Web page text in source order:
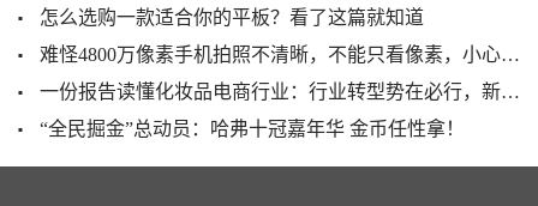
怎么选购一款适合你的平板？看了这篇就知道
难怪4800万像素手机拍照不清晰，不能只看像素，小心作弊
一份报告读懂化妆品电商行业：行业转型势在必行，新的机遇在哪？
“全民掘金”总动员：哈弗十冠嘉年华 金币任性拿！